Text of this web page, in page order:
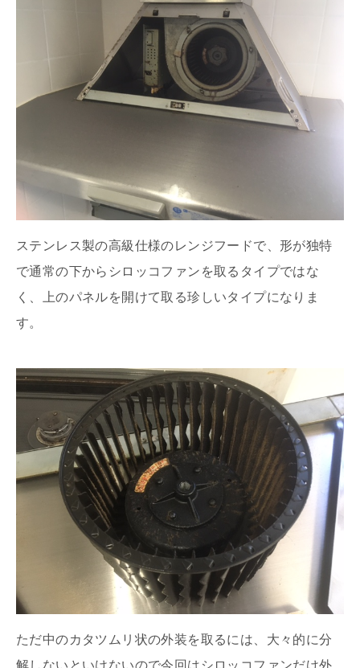
ステンレス製の高級仕様のレンジフードで、形が独特
で通常の下からシロッコファンを取るタイプではな
く、上のパネルを開けて取る珍しいタイプになりま
す。
ただ中のカタツムリ状の外装を取るには、大々的に分
解しないといけないので今回はシロッコファンだけ外